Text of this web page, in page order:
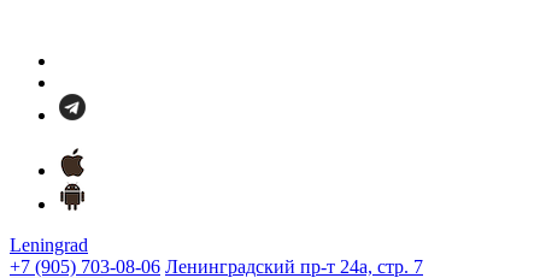
Leningrad
+7 (905) 703-08-06 Ленинградский пр-т 24а, стр. 7